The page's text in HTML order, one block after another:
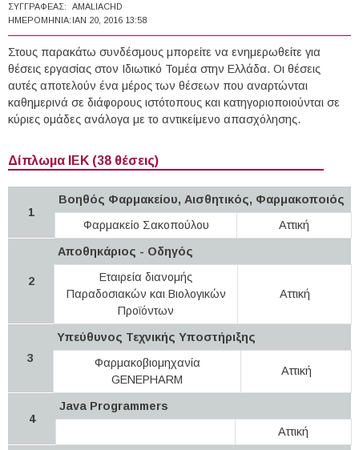
ΣΥΓΓΡΑΦΈΑΣ:
AMALIACHD
ΗΜΕΡΟΜΗΝΊΑ: ΙΑΝ 20, 2016 13:58
Στους παρακάτω συνδέσμους μπορείτε να ενημερωθείτε για
θέσεις εργασίας στον Ιδιωτικό Τομέα στην Ελλάδα. Οι θέσεις
αυτές αποτελούν ένα μέρος των θέσεων που αναρτώνται
καθημερινά σε διάφορους ιστότοπους και κατηγοριοποιούνται σε
κύριες ομάδες ανάλογα με το αντικείμενο απασχόλησης.
Δίπλωμα ΙΕΚ (38 θέσεις)
1
Βοηθός Φαρμακείου, Αισθητικός, Φαρμακοποιός
Φαρμακείο Σακοπούλου
Αττική
2
Αποθηκάριος - Οδηγός
Εταιρεία διανομής
Παραδοσιακών και Βιολογικών
Προϊόντων
Αττική
3
Υπεύθυνος Τεχνικής Υποστήριξης
Φαρμακοβιομηχανία
GENEPHARM
Αττική
4
Java Programmers
Αττική